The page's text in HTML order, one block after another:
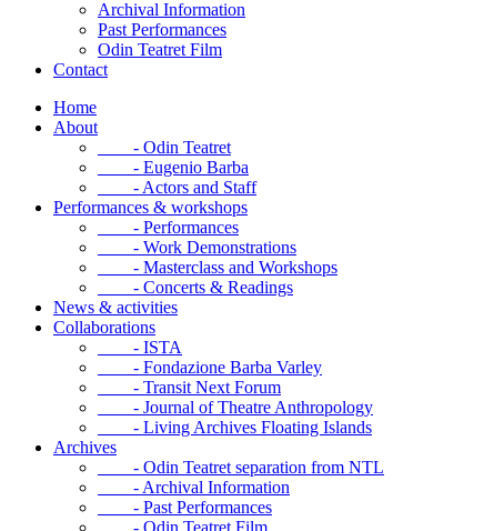
Archival Information
Past Performances
Odin Teatret Film
Contact
Home
About
- Odin Teatret
- Eugenio Barba
- Actors and Staff
Performances & workshops
- Performances
- Work Demonstrations
- Masterclass and Workshops
- Concerts & Readings
News & activities
Collaborations
- ISTA
- Fondazione Barba Varley
- Transit Next Forum
- Journal of Theatre Anthropology
- Living Archives Floating Islands
Archives
- Odin Teatret separation from NTL
- Archival Information
- Past Performances
- Odin Teatret Film